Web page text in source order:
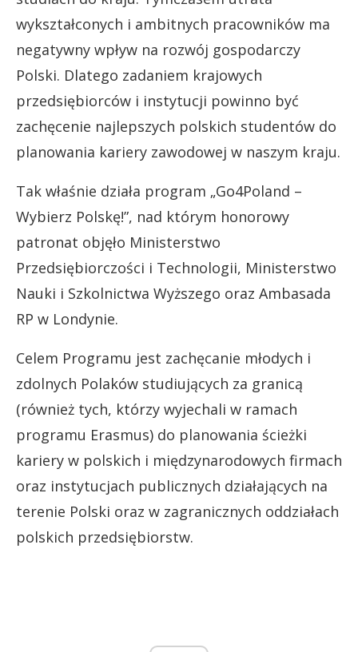
wykształconych i ambitnych pracowników ma
negatywny wpływ na rozwój gospodarczy
Polski. Dlatego zadaniem krajowych
przedsiębiorców i instytucji powinno być
zachęcenie najlepszych polskich studentów do
planowania kariery zawodowej w naszym kraju.
Tak właśnie działa program „Go4Poland –
Wybierz Polskę!”, nad którym honorowy
patronat objęło Ministerstwo
Przedsiębiorczości i Technologii, Ministerstwo
Nauki i Szkolnictwa Wyższego oraz Ambasada
RP w Londynie.
Celem Programu jest zachęcanie młodych i
zdolnych Polaków studiujących za granicą
(również tych, którzy wyjechali w ramach
programu Erasmus) do planowania ścieżki
kariery w polskich i międzynarodowych firmach
oraz instytucjach publicznych działających na
terenie Polski oraz w zagranicznych oddziałach
polskich przedsiębiorstw.